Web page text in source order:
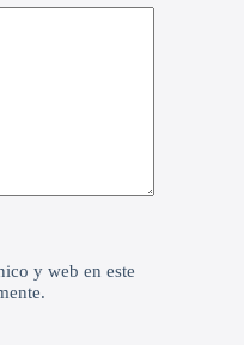
y web en este